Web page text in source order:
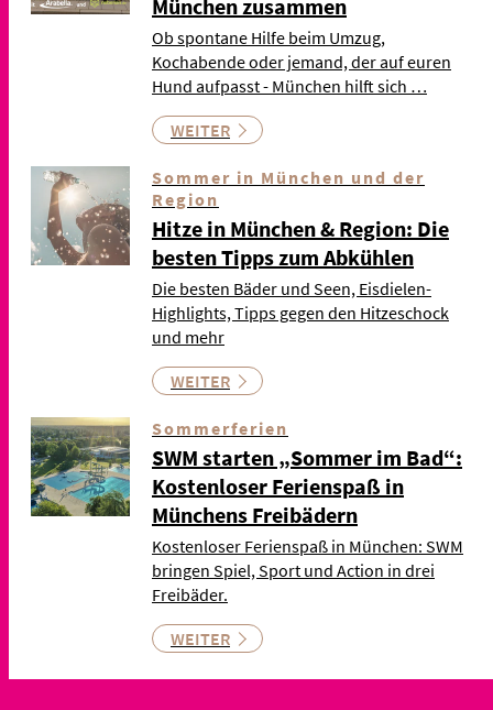
München zusammen
Ob spontane Hilfe beim Umzug,
Kochabende oder jemand, der auf euren
Hund aufpasst - München hilft sich …
WEITER
Sommer in München und der
Region
Hitze in München & Region: Die
besten Tipps zum Abkühlen
Die besten Bäder und Seen, Eisdielen-
Highlights, Tipps gegen den Hitzeschock
und mehr
WEITER
Sommerferien
SWM starten „Sommer im Bad“:
Kostenloser Ferienspaß in
Münchens Freibädern
Kostenloser Ferienspaß in München: SWM
bringen Spiel, Sport und Action in drei
Freibäder.
WEITER